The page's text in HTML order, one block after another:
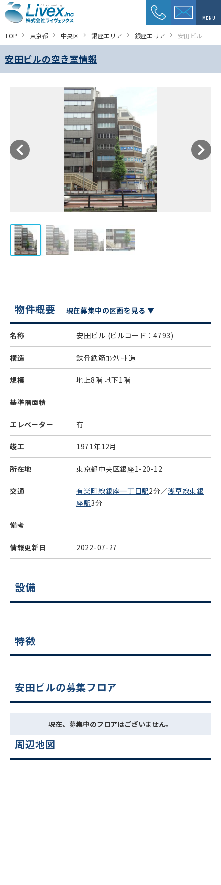
MENU
TOP 東京都 中央区 銀座エリア 銀座エリア 安田ビル
安田ビルの空き室情報
物件概要 現在募集中の区画を見る ▼
名称 安田ビル (ビルコード：4793)
構造 鉄骨鉄筋ｺﾝｸﾘｰﾄ造
規模 地上8階 地下1階
基準階面積
エレベーター 有
竣工 1971年12月
所在地 東京都中央区銀座1-20-12
交通 有楽町線銀座一丁目駅2分／浅草線東銀
座駅3分
備考
情報更新日 2022-07-27
設備
特徴
安田ビルの募集フロア
現在、募集中のフロアはございません。
周辺地図